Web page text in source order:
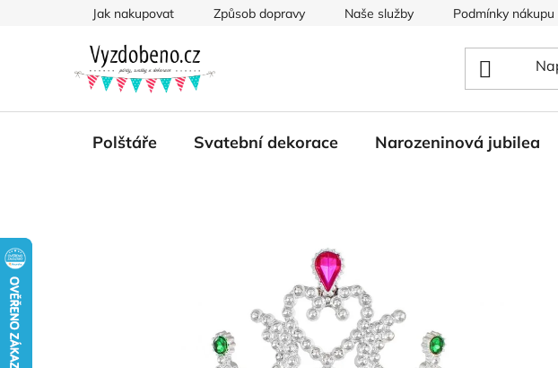
Jak nakupovat Způsob dopravy Naše služby Podmínky nákupu
Polštáře Svatební dekorace Narozeninová jubilea